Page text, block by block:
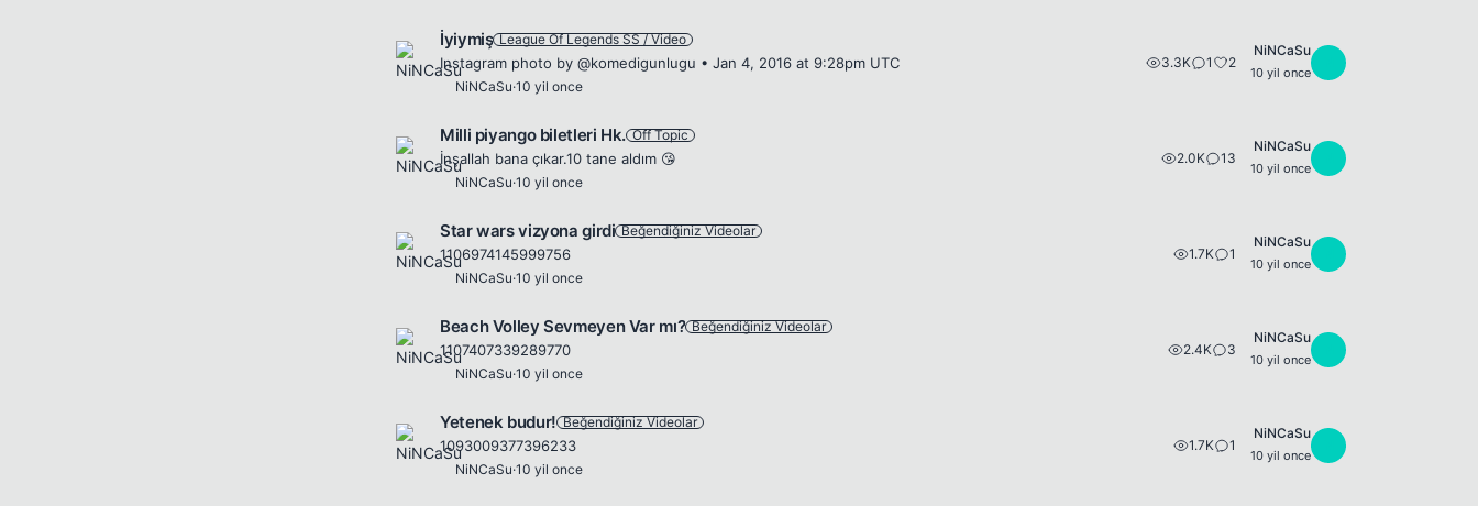
İyiymiş League Of Legends SS / Video
Instagram photo by @komedigunlugu • Jan 4, 2016 at 9:28pm UTC
NiNCaSu·10 yil once
3.3K 1 2
NiNCaSu
10 yil once
Milli piyango biletleri Hk. Off Topic
İnşallah bana çıkar.10 tane aldım 😘
NiNCaSu·10 yil once
2.0K 13
NiNCaSu
10 yil once
Star wars vizyona girdi Beğendiğiniz Videolar
1106974145999756
NiNCaSu·10 yil once
1.7K 1
NiNCaSu
10 yil once
Beach Volley Sevmeyen Var mı? Beğendiğiniz Videolar
1107407339289770
NiNCaSu·10 yil once
2.4K 3
NiNCaSu
10 yil once
Yetenek budur! Beğendiğiniz Videolar
1093009377396233
NiNCaSu·10 yil once
1.7K 1
NiNCaSu
10 yil once